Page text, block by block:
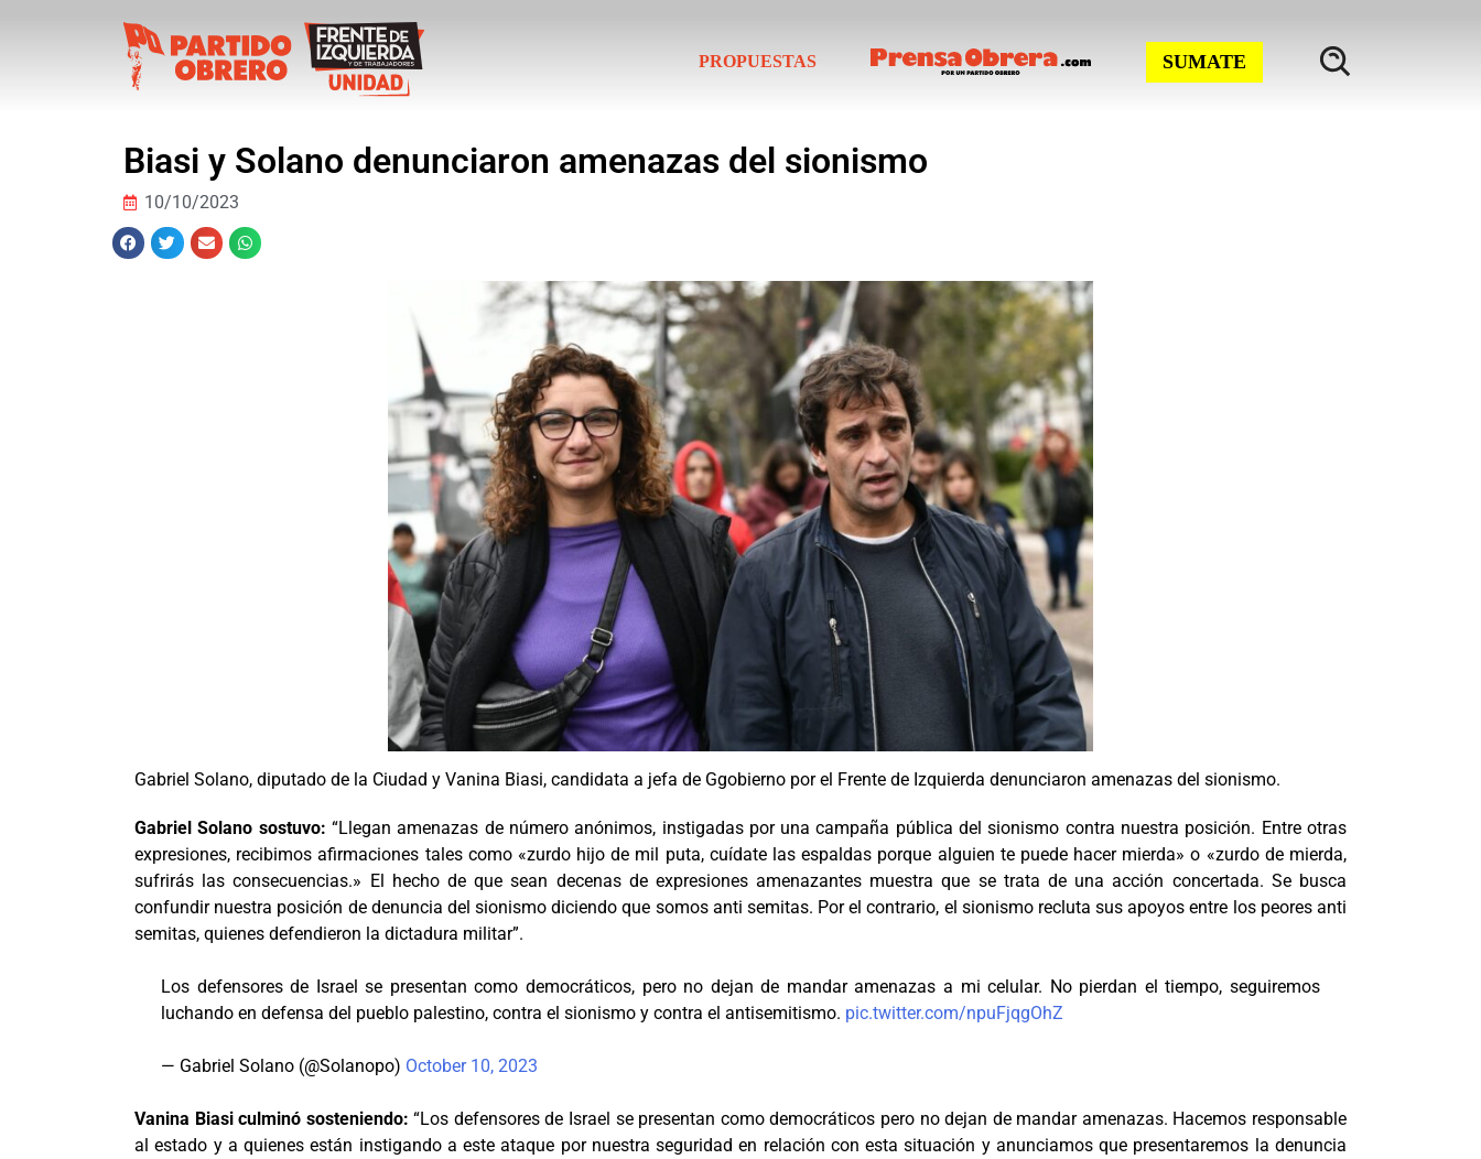
PROPUESTAS SUMATE
Biasi y Solano denunciaron amenazas del sionismo
10/10/2023
Gabriel Solano, diputado de la Ciudad y Vanina Biasi, candidata a jefa de Ggobierno por el Frente de Izquierda denunciaron amenazas del sionismo.
Gabriel Solano sostuvo: “Llegan amenazas de número anónimos, instigadas por una campaña pública del sionismo contra nuestra posición. Entre otras
expresiones, recibimos afirmaciones tales como «zurdo hijo de mil puta, cuídate las espaldas porque alguien te puede hacer mierda» o «zurdo de mierda,
sufrirás las consecuencias.» El hecho de que sean decenas de expresiones amenazantes muestra que se trata de una acción concertada. Se busca
confundir nuestra posición de denuncia del sionismo diciendo que somos anti semitas. Por el contrario, el sionismo recluta sus apoyos entre los peores anti
semitas, quienes defendieron la dictadura militar”.
Los defensores de Israel se presentan como democráticos, pero no dejan de mandar amenazas a mi celular. No pierdan el tiempo, seguiremos
luchando en defensa del pueblo palestino, contra el sionismo y contra el antisemitismo. pic.twitter.com/npuFjqgOhZ
— Gabriel Solano (@Solanopo) October 10, 2023
Vanina Biasi culminó sosteniendo: “Los defensores de Israel se presentan como democráticos pero no dejan de mandar amenazas. Hacemos responsable
al estado y a quienes están instigando a este ataque por nuestra seguridad en relación con esta situación y anunciamos que presentaremos la denuncia